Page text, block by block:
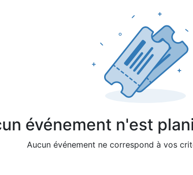
événement n'est
Aucun événement ne correspond à vos